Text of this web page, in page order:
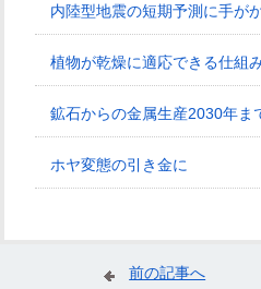
内陸型地震の短期予測に手が
植物が乾燥に適応できる仕組
鉱石からの金属生産2030年ま
ホヤ変態の引き金に
前の記事へ